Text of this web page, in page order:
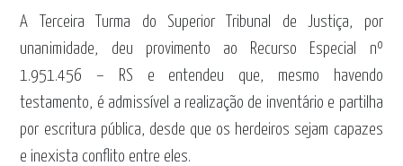
A Terceira Turma do Superior Tribunal de Justiça, por
unanimidade, deu provimento ao Recurso Especial nº
1.951.456 – RS e entendeu que, mesmo havendo
testamento, é admissível a realização de inventário e partilha
por escritura pública, desde que os herdeiros sejam capazes
e inexista conflito entre eles.